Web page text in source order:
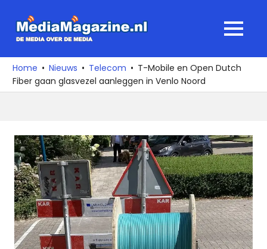
naar
media
over
de
MENU
Home Nieuws Telecom
T-Mobile en Open Dutch
Fiber gaan glasvezel aanleggen in Venlo Noord